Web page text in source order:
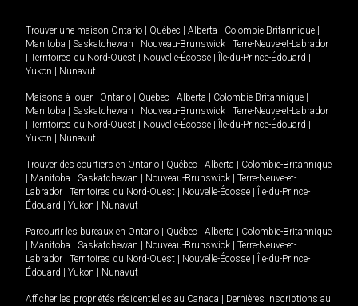
Trouver une maison Ontario Québec Alberta Colombie-Britannique
Manitoba
Saskatchewan Nouveau-Brunswick
Terre-Neuve-et-Labrador
Territoires du Nord-Ouest Nouvelle-Écosse Île-du-Prince-Édouard
Yukon
Nunavut.
Maisons à louer - Ontario Québec Alberta Colombie-Britannique
Manitoba
Saskatchewan Nouveau-Brunswick
Terre-Neuve-et-Labrador
Territoires du Nord-Ouest Nouvelle-Écosse Île-du-Prince-Édouard
Yukon
Nunavut.
Trouver des courtiers en Ontario Québec Alberta
Colombie-Britannique
Manitoba Saskatchewan Nouveau-Brunswick
Terre-Neuve-et-
Labrador
Territoires du Nord-Ouest Nouvelle-Écosse
Île-du-Prince-
Édouard
Yukon Nunavut
Parcourir les bureaux en Ontario Québec Alberta
Colombie-Britannique
Manitoba Saskatchewan Nouveau-Brunswick
Terre-Neuve-et-
Labrador
Territoires du Nord-Ouest Nouvelle-Écosse
Île-du-Prince-
Édouard
Yukon Nunavut
Afficher les propriétés résidentielles au Canada
Dernières inscriptions au